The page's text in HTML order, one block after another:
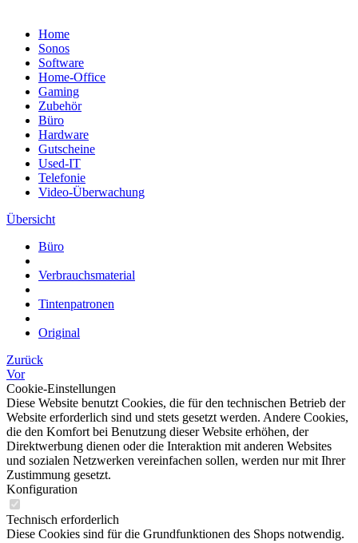
Home
Sonos
Software
Home-Office
Gaming
Zubehör
Büro
Hardware
Gutscheine
Used-IT
Telefonie
Video-Überwachung
Übersicht
Büro
Verbrauchsmaterial
Tintenpatronen
Original
Zurück
Vor
Cookie-Einstellungen
Diese Website benutzt Cookies, die für den technischen Betrieb der
Website erforderlich sind und stets gesetzt werden. Andere Cookies,
die den Komfort bei Benutzung dieser Website erhöhen, der
Direktwerbung dienen oder die Interaktion mit anderen Websites
und sozialen Netzwerken vereinfachen sollen, werden nur mit Ihrer
Zustimmung gesetzt.
Konfiguration
Technisch erforderlich
Diese Cookies sind für die Grundfunktionen des Shops notwendig.